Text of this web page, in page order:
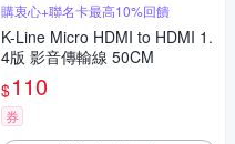
購衷心+聯名卡最高10%回饋
K-Line Micro HDMI to HDMI 1.
4版 影音傳輸線 50CM
$110
券